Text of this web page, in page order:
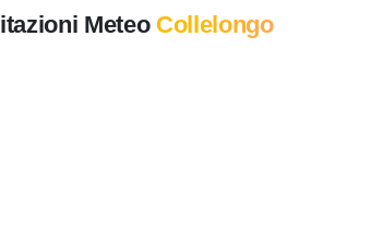
Meteo Collelongo